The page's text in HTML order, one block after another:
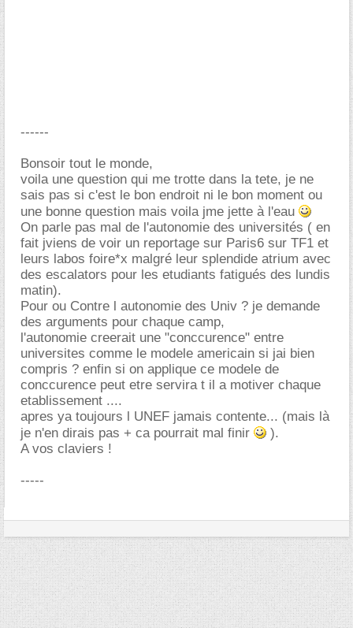
------
Bonsoir tout le monde,
voila une question qui me trotte dans la tete, je ne
sais pas si c'est le bon endroit ni le bon moment ou
une bonne question mais voila jme jette à l'eau
On parle pas mal de l'autonomie des universités ( en
fait jviens de voir un reportage sur Paris6 sur TF1 et
leurs labos foire*x malgré leur splendide atrium avec
des escalators pour les etudiants fatigués des lundis
matin).
Pour ou Contre l autonomie des Univ ? je demande
des arguments pour chaque camp,
l'autonomie creerait une "conccurence" entre
universites comme le modele americain si jai bien
compris ? enfin si on applique ce modele de
conccurence peut etre servira t il a motiver chaque
etablissement ....
apres ya toujours l UNEF jamais contente... (mais là
je n'en dirais pas + ca pourrait mal finir
).
A vos claviers !
-----